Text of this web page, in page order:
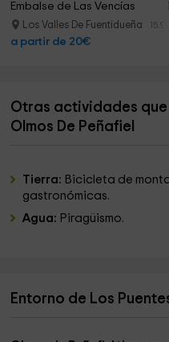
Embalse de Las Vencías
Los Valles De Fuentidueña 15.9
a partir de 20€
Otras actividades
Olmos De Peñafiel
Tierra: Bicicleta de
gastronómicas.
Agua: Piragüismo.
Entorno de Los